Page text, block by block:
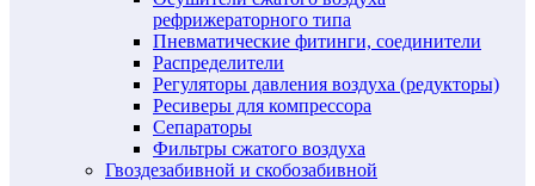
рефрижераторного типа
Пневматические фитинги, соединители
Распределители
Регуляторы давления воздуха (редукторы)
Ресиверы для компрессора
Сепараторы
Фильтры сжатого воздуха
Гвоздезабивной и скобозабивной